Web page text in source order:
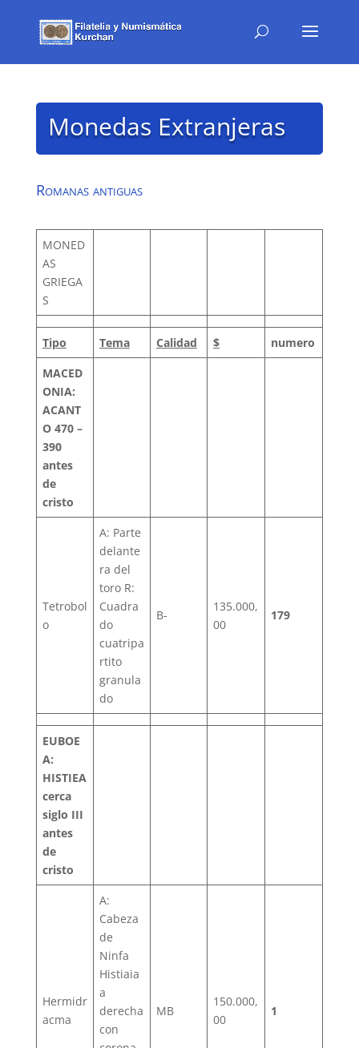
Monedas Extranjeras
Romanas antiguas
MONED
AS
GRIEGA
S
Tipo Tema Calidad $
numero
MACED
ONIA:
ACANT
O 470 –
390
antes
de
cristo
Tetrobol
o
A: Parte
delante
ra del
toro R:
Cuadra
do
cuatripa
rtito
granula
do
B-
135.000,
00
179
EUBOE
A:
HISTIEA
cerca
siglo III
antes
de
cristo
Hermidr
acma
A:
Cabeza
de
Ninfa
Histiaia
a
derecha
con
MB
150.000,
00
1